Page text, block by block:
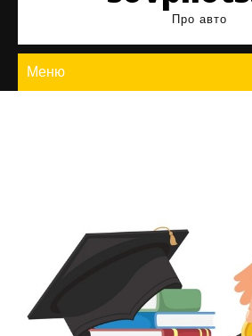
Про авто
Меню